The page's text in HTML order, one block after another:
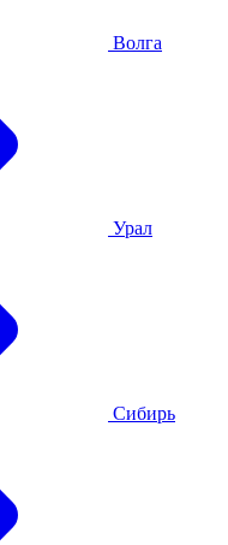
Волга
Урал
Сибирь